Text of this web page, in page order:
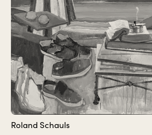
Roland Schauls